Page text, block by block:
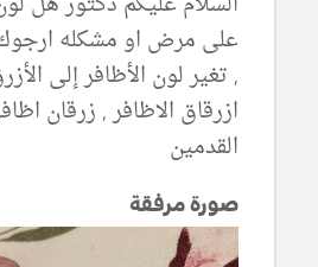
على مرض او مشكله
, تغير لون الأظافر إلى
ازرقاق الاظافر , زرقان
القدمين
صورة مرفقة